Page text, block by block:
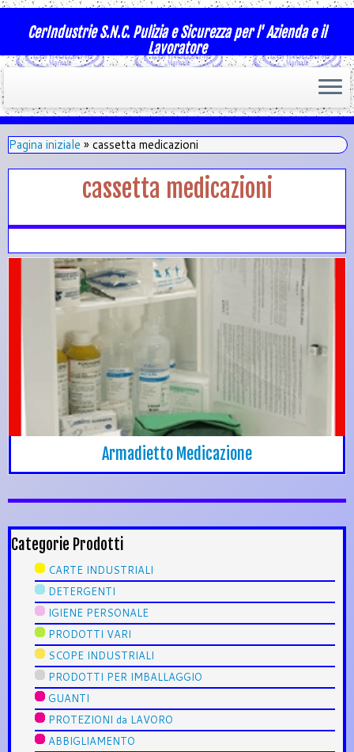
CerIndustrie S.N.C. Pulizia e Sicurezza per l' Azienda e il
Lavoratore
Pagina iniziale » cassetta medicazioni
cassetta medicazioni
Armadietto Medicazione
Categorie Prodotti
CARTE INDUSTRIALI
DETERGENTI
IGIENE PERSONALE
PRODOTTI VARI
SCOPE INDUSTRIALI
PRODOTTI PER IMBALLAGGIO
GUANTI
PROTEZIONI da LAVORO
ABBIGLIAMENTO